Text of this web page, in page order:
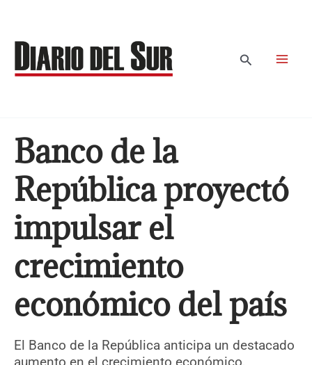
contenido
Buscar
Banco de la
República proyectó
impulsar el
crecimiento
económico del país
El Banco de la República anticipa un destacado